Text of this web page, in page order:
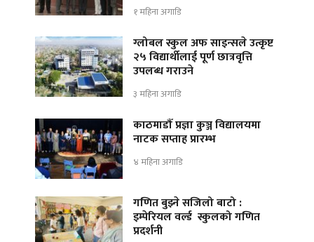
१ महिना अगाडि
ग्लोबल स्कुल अफ साइन्सले उत्कृष्ट
२५ विद्यार्थीलाई पूर्ण छात्रवृत्ति
उपलब्ध गराउने
३ महिना अगाडि
काठमाडौँ प्रज्ञा कुञ्ज विद्यालयमा
नाटक सप्ताह प्रारम्भ
४ महिना अगाडि
गणित बुझ्ने सजिलो बाटो :
इम्पेरियल वर्ल्ड स्कुलको गणित
प्रदर्शनी